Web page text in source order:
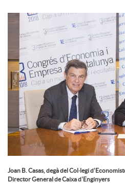
s
Joan B. Casas, degà del Col·legi
Director General de Caixa d'Enginyers